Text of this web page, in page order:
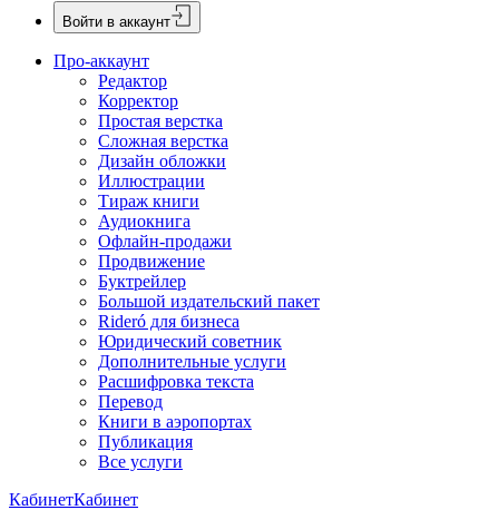
Войти в аккаунт
Про-аккаунт
Редактор
Корректор
Простая верстка
Сложная верстка
Дизайн обложки
Иллюстрации
Тираж книги
Аудиокнига
Офлайн-продажи
Продвижение
Буктрейлер
Большой издательский пакет
Rideró для бизнеса
Юридический советник
Дополнительные услуги
Расшифровка текста
Перевод
Книги в аэропортах
Публикация
Все услуги
КабинетКабинет